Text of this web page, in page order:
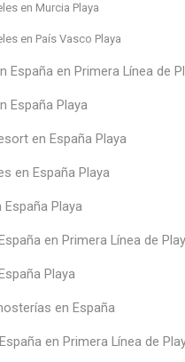
en Murcia Playa
en País Vasco Playa
España en Primera Línea de
España Playa
en España Playa
en España Playa
España Playa
en Primera Línea de
Playa
en España
en Primera Línea de